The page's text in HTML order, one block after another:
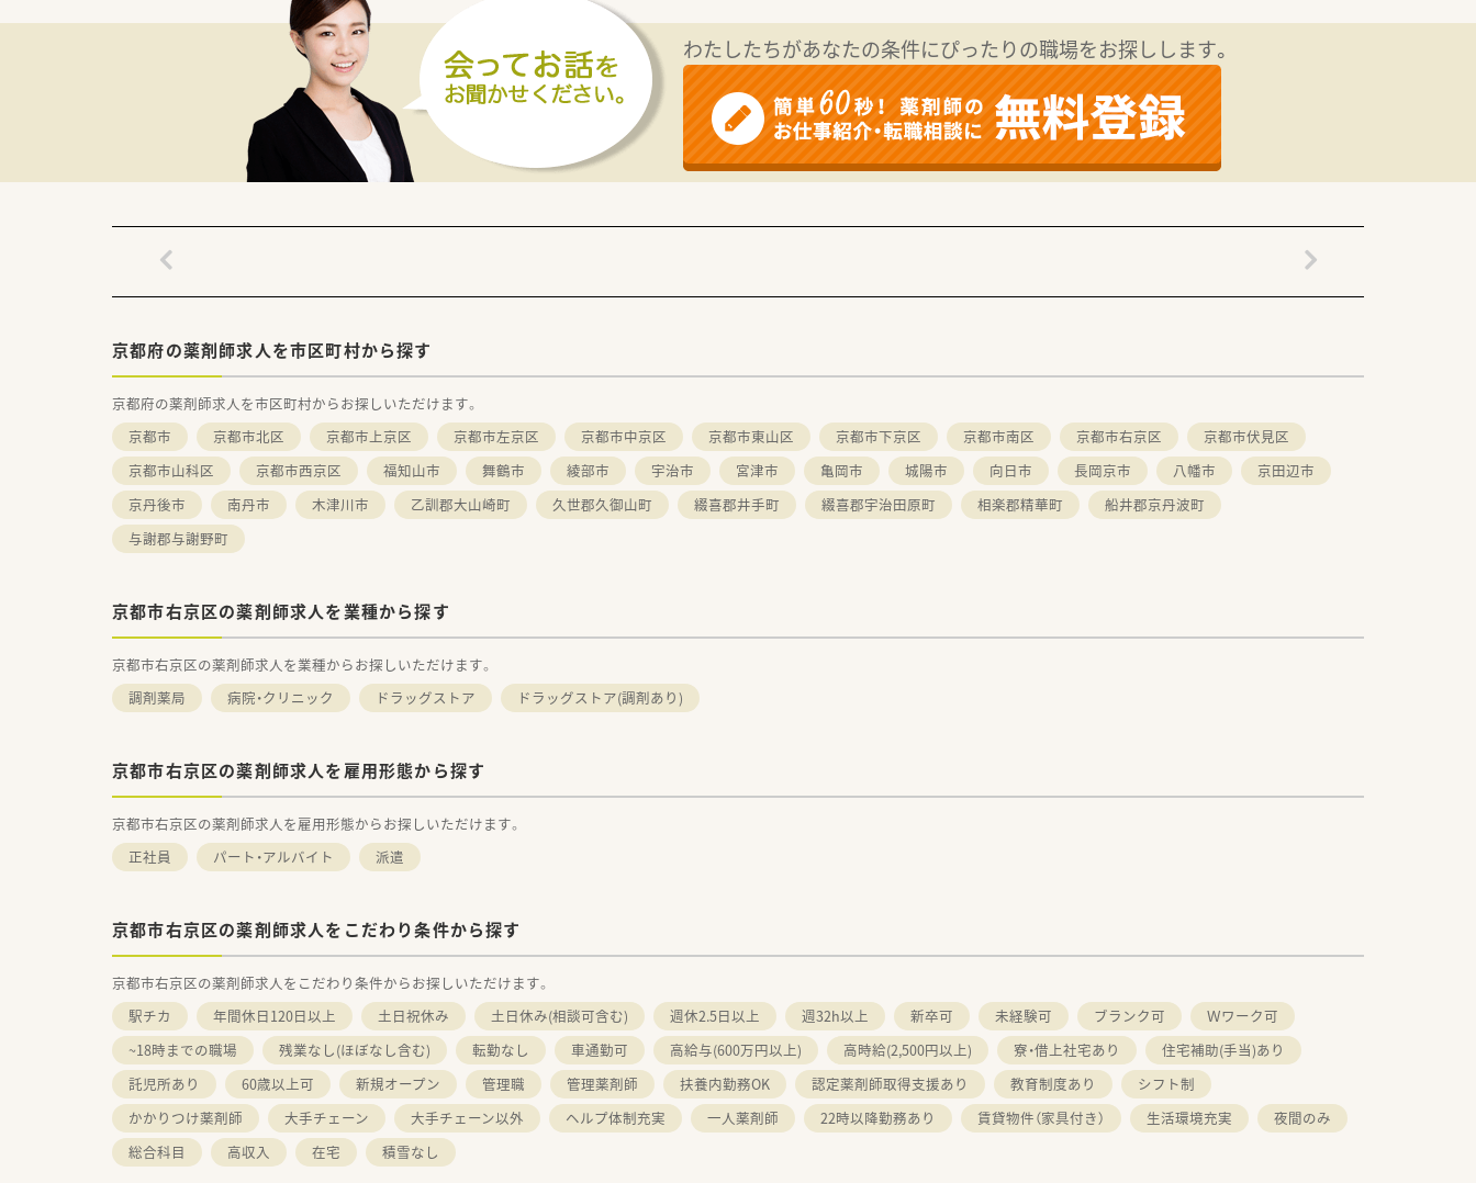
わたしたちがあなたの条件にぴったりの職場をお探しします。
京都府の薬剤師求人を市区町村から探す
京都府の薬剤師求人を市区町村からお探しいただけます。
京都市
京都市北区 京都市上京区 京都市左京区 京都市中京区 京都市東山区 京都市下京区 京都市南区 京都市右京区
京都市伏見区
京都市山科区
京都市西京区 福知山市 舞鶴市 綾部市 宇治市 宮津市 亀岡市 城陽市 向日市 長岡京市 八幡市
京田辺市
京丹後市
南丹市 木津川市 乙訓郡大山崎町 久世郡久御山町 綴喜郡井手町 綴喜郡宇治田原町 相楽郡精華町
船井郡京丹波町
与謝郡与謝野町
京都市右京区の薬剤師求人を業種から探す
京都市右京区の薬剤師求人を業種からお探しいただけます。
調剤薬局
病院・クリニック ドラッグストア ドラッグストア(調剤あり)
京都市右京区の薬剤師求人を雇用形態から探す
京都市右京区の薬剤師求人を雇用形態からお探しいただけます。
正社員
パート・アルバイト 派遣
京都市右京区の薬剤師求人をこだわり条件から探す
京都市右京区の薬剤師求人をこだわり条件からお探しいただけます。
駅チカ
年間休日120日以上 土日祝休み 土日休み(相談可含む) 週休2.5日以上 週32h以上 新卒可 未経験可 ブランク可
Ｗワーク可
~18時までの職場
残業なし(ほぼなし含む) 転勤なし 車通勤可 高給与(600万円以上) 高時給(2,500円以上) 寮・借上社宅あり
住宅補助(手当)あり
託児所あり
60歳以上可 新規オープン 管理職 管理薬剤師 扶養内勤務OK 認定薬剤師取得支援あり 教育制度あり
シフト制
かかりつけ薬剤師
大手チェーン 大手チェーン以外 ヘルプ体制充実 一人薬剤師 22時以降勤務あり 賃貸物件（家具付き） 生活環境充実
夜間のみ
総合科目
高収入 在宅 積雪なし